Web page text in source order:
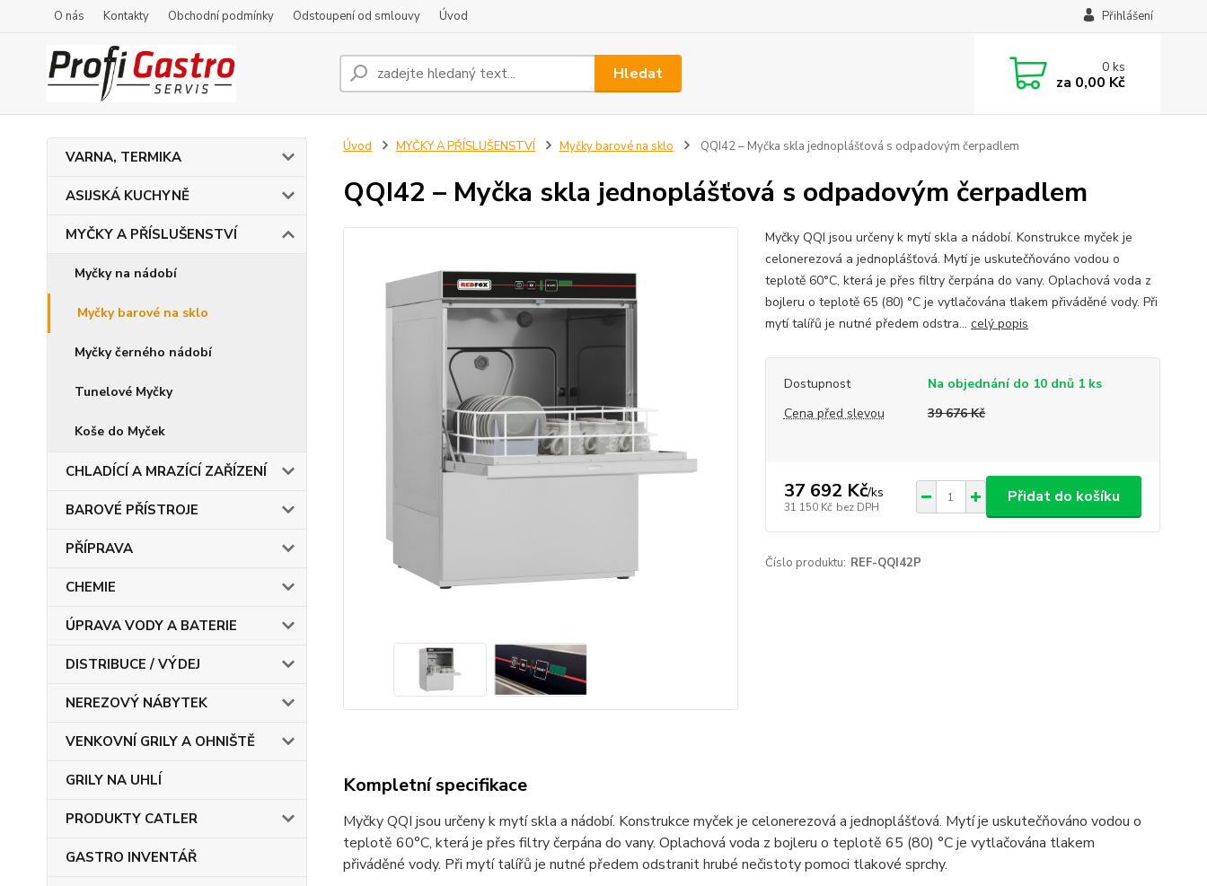
O nás Kontakty Obchodní podmínky Odstoupení od smlouvy Úvod Přihlášení
Hledat 0ks
za 0,00 Kč
VARNA, TERMIKA
ASIJSKÁ KUCHYNĚ
MYČKY A PŘÍSLUŠENSTVÍ
Myčky na nádobí
Myčky barové na sklo
Myčky černého nádobí
Tunelové Myčky
Koše do Myček
CHLADÍCÍ A MRAZÍCÍ ZAŘÍZENÍ
BAROVÉ PŘÍSTROJE
PŘÍPRAVA
CHEMIE
ÚPRAVA VODY A BATERIE
DISTRIBUCE / VÝDEJ
NEREZOVÝ NÁBYTEK
VENKOVNÍ GRILY A OHNIŠTĚ
GRILY NA UHLÍ
PRODUKTY CATLER
GASTRO INVENTÁŘ
Úvod MYČKY A PŘÍSLUŠENSTVÍ Myčky barové na sklo QQI42 – Myčka skla jednoplášťová s odpadovým čerpadlem
QQI42 – Myčka skla jednoplášťová s odpadovým čerpadlem
Myčky QQI jsou určeny k mytí skla a nádobí. Konstrukce myček je
celonerezová a jednoplášťová. Mytí je uskutečňováno vodou o
teplotě 60°C, která je přes filtry čerpána do vany. Oplachová voda z
bojleru o teplotě 65 (80) °C je vytlačována tlakem přiváděné vody. Při
mytí talířů je nutné předem odstra... celý popis
Dostupnost
Na objednání do 10 dnů 1 ks
Cena před slevou
39 676 Kč
37 692 Kč/ks
31 150 Kč bez DPH
Přidat do košíku
Číslo produktu: REF-QQI42P
Kompletní specifikace
Myčky QQI jsou určeny k mytí skla a nádobí. Konstrukce myček je celonerezová a jednoplášťová. Mytí je uskutečňováno vodou o
teplotě 60°C, která je přes filtry čerpána do vany. Oplachová voda z bojleru o teplotě 65 (80) °C je vytlačována tlakem
přiváděné vody. Při mytí talířů je nutné předem odstranit hrubé nečistoty pomoci tlakové sprchy.